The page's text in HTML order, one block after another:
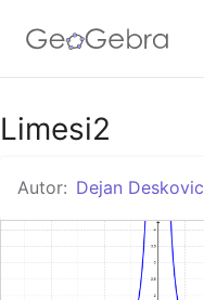
Google Classroom
GeoGebra Razred
Limesi2
Autor: Dejan Deskovic